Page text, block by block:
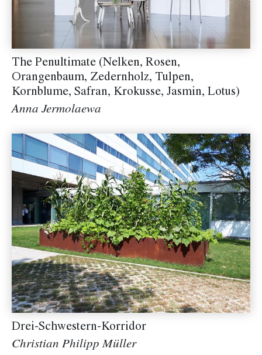
The Penultimate (Nelken, Rosen,
Orangenbaum, Zedernholz, Tulpen,
Kornblume, Safran, Krokusse, Jasmin, Lotus)
Anna Jermolaewa
Drei-Schwestern-Korridor
Christian Philipp Müller